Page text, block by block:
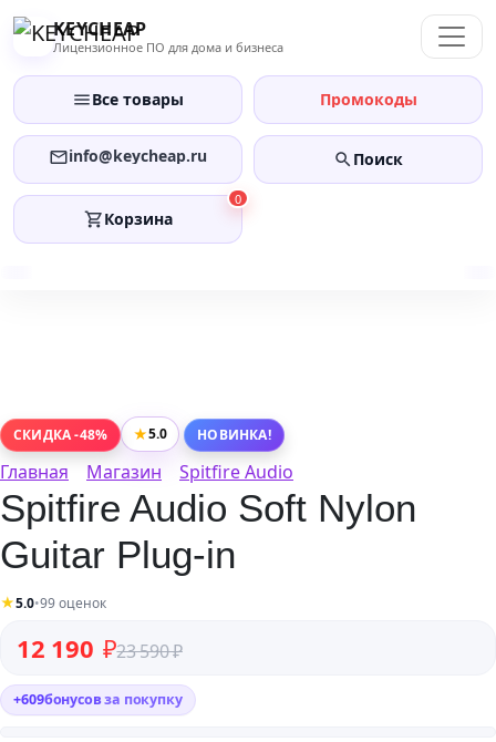
Перейти
KEYCHEAP
Лицензионное ПО для дома и бизнеса
Все товары Промокоды
info@keycheap.ru Поиск
0
Корзина
СКИДКА -48% ★5.0 НОВИНКА!
Главная Магазин Spitfire Audio
Spitfire Audio Soft Nylon
Guitar Plug-in
★5.0•99 оценок
23 590₽
Первоначальная цена составляла 23 590 ₽.
12 190 ₽
Текущая цена: 12 190 ₽.
+609бонусовза покупку